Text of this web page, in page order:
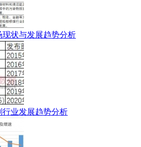
状与发展趋势分析
行业发展趋势分析